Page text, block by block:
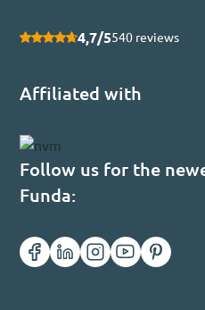
4,7/5540 reviews
Affiliated with
Follow us for the
Funda: